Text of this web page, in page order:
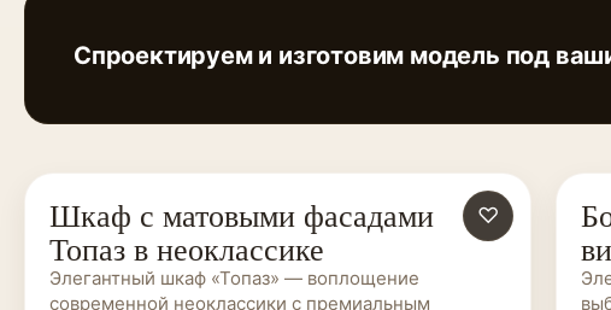
Спроектируем и изготовим модель под
ШКАФЫ НА ЗАКАЗ ♡
Шкаф с матовыми фасадами
Топаз в неоклассике
Элегантный шкаф «Топаз» — воплощение
современной неоклассики с премиальным